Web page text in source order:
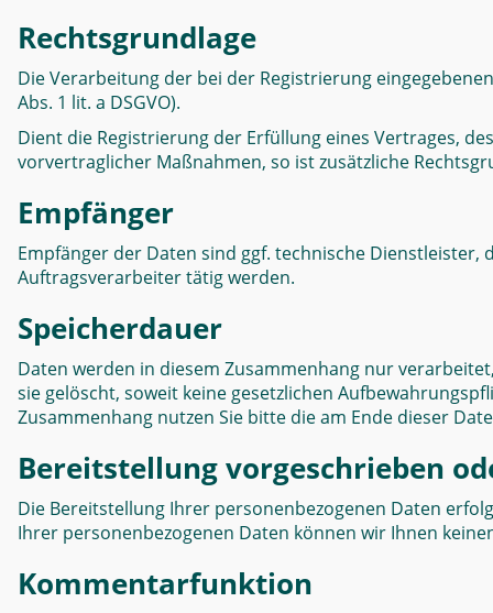
Rechtsgrundlage
Die Verarbeitung der bei der Registrierung
Abs. 1 lit. a DSGVO).
Dient die Registrierung der Erfüllung eines Vertrages,
vorvertraglicher Maßnahmen, so ist zusätzliche
Empfänger
Empfänger der Daten sind ggf. technische
Auftragsverarbeiter tätig werden.
Speicherdauer
Daten werden in diesem Zusammenhang nur
sie gelöscht, soweit keine gesetzlichen
Zusammenhang nutzen Sie bitte die am Ende dieser
Bereitstellung vorgeschrieben
Die Bereitstellung Ihrer personenbezogenen Daten
Ihrer personenbezogenen Daten können wir Ihnen
Kommentarfunktion